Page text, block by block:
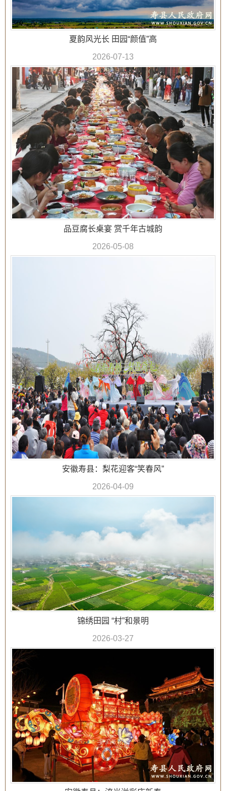
夏韵风光长 田园“颜值”高
2026-07-13
品豆腐长桌宴 赏千年古城韵
2026-05-08
安徽寿县：梨花迎客“笑春风”
2026-04-09
锦绣田园 “村”和景明
2026-03-27